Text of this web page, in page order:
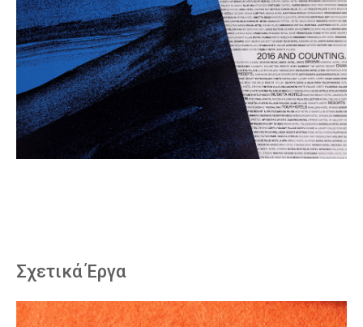
Σχετικά Έργα